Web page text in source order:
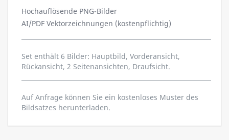
Hochauflösende PNG-Bilder
AI/PDF Vektorzeichnungen (kostenpflichtig)
Set enthält 6 Bilder: Hauptbild, Vorderansicht,
Rückansicht, 2 Seitenansichten, Draufsicht.
Auf Anfrage können Sie ein kostenloses Muster des
Bildsatzes herunterladen.